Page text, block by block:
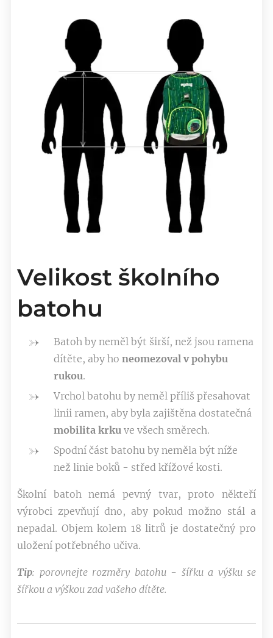
Velikost školního
batohu
Batoh by neměl být širší, než jsou ramena
dítěte, aby ho neomezoval v pohybu
rukou.
Vrchol batohu by neměl příliš přesahovat
linii ramen, aby byla zajištěna dostatečná
mobilita krku ve všech směrech.
Spodní část batohu by neměla být níže
než linie boků - střed křížové kosti.
Školní batoh nemá pevný tvar, proto někteří
výrobci zpevňují dno, aby pokud možno stál a
nepadal. Objem kolem 18 litrů je dostatečný pro
uložení potřebného učiva.
Tip: porovnejte rozměry batohu - šířku a výšku se
šířkou a výškou zad vašeho dítěte.